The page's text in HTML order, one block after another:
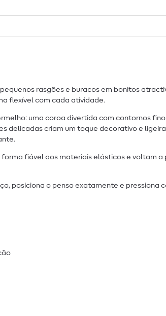
rasgões e buracos em bonitos
flexível com cada atividade.
uma coroa divertida com contornos
delicadas criam um toque decorativo e
fiável aos materiais elásticos e voltam
posiciona o penso exatamente e pressiona